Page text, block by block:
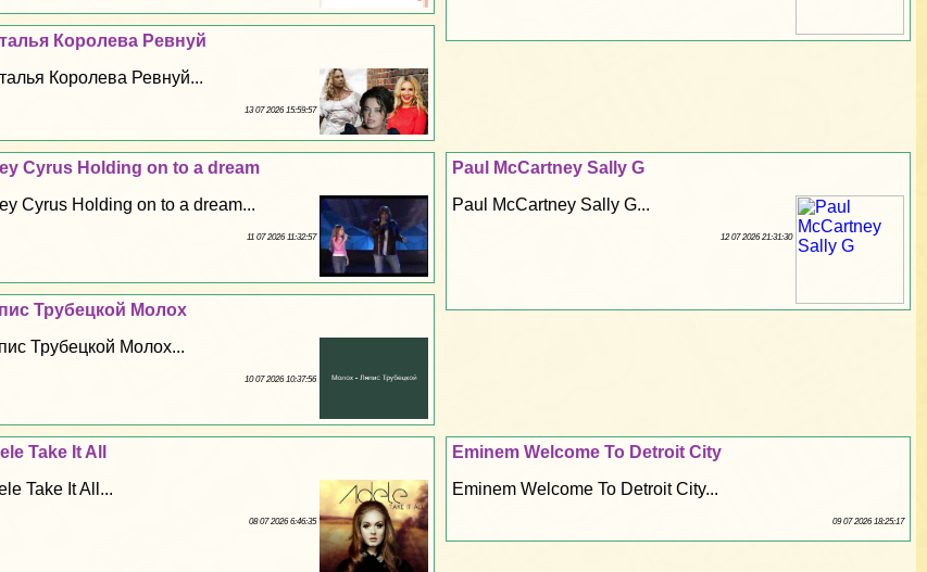
Королева Ревнуй
Королева Ревнуй...
13 07 2026 15:59:57
Paul McCartney Sally G
Paul McCartney Sally G...
12 07 2026 21:31:30
Cyrus Holding on to a dream
Cyrus Holding on to a dream...
11 07 2026 11:32:57
Трубецкой Молох
Трубецкой Молох...
10 07 2026 10:37:56
Eminem Welcome To Detroit City
Eminem Welcome To Detroit City...
09 07 2026 18:25:17
Take It All
Take It All...
08 07 2026 6:46:35